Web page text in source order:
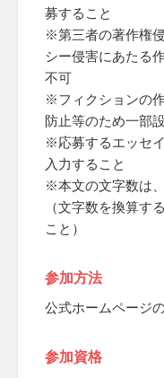
募すること
※第三者の著作権
シー侵害にあたる
不可
※フィクションの
防止等のため一部
※応募するエッセ
入力すること
※本文の文字数は
（文字数を換算す
こと）
参加方法
公式ホームページ
参加資格